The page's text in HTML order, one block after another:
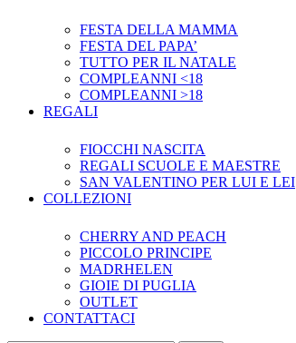
FESTA DELLA MAMMA
FESTA DEL PAPA’
TUTTO PER IL NATALE
COMPLEANNI <18
COMPLEANNI >18
REGALI
FIOCCHI NASCITA
REGALI SCUOLE E MAESTRE
SAN VALENTINO PER LUI E LEI
COLLEZIONI
CHERRY AND PEACH
PICCOLO PRINCIPE
MADRHELEN
GIOIE DI PUGLIA
OUTLET
CONTATTACI